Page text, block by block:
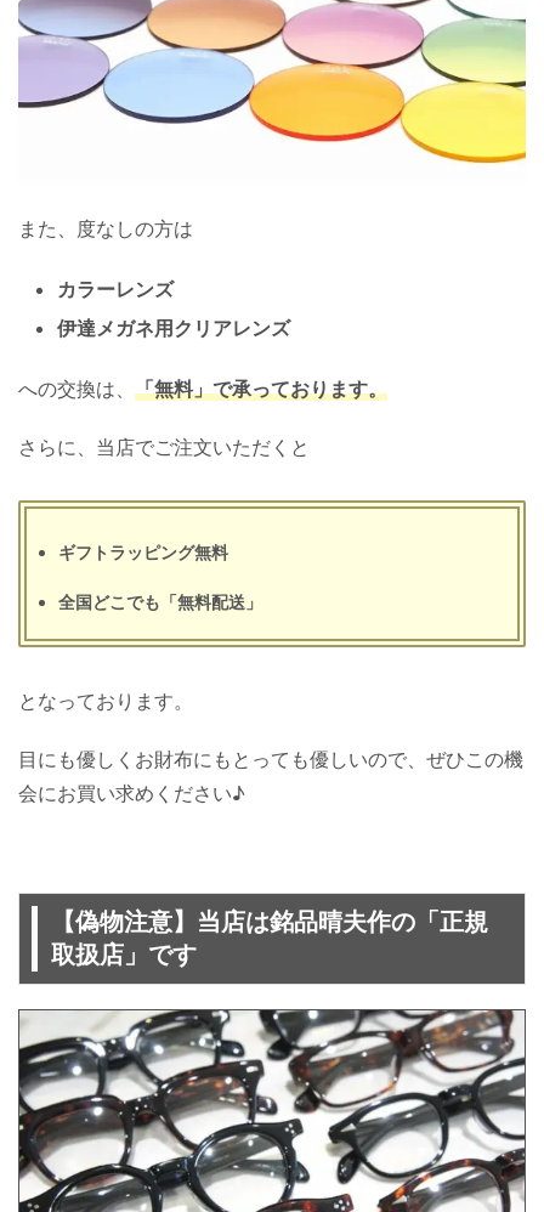
また、度なしの方は
カラーレンズ
伊達メガネ用クリアレンズ
への交換は、 「無料」で承っております。
さらに、当店でご注文いただくと
ギフトラッピング無料
全国どこでも「無料配送」
となっております。
目にも優しくお財布にもとっても優しいので、ぜひこの機
会にお買い求めください♪
【偽物注意】当店は銘品晴夫作の「正規
取扱店」です